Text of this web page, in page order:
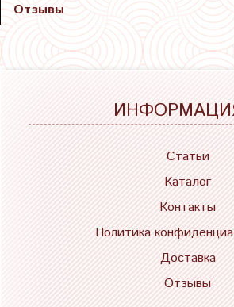
Отзывы
Статьи
Каталог
Контакты
Политика
Доставка
Отзывы